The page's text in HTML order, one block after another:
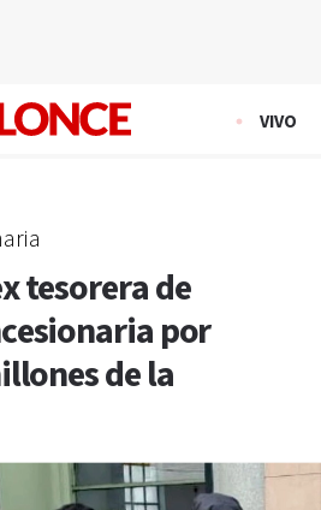
VIVO
tesorera de
por
de la